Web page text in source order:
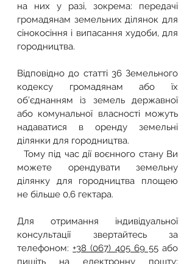
на них у разі, зокрема: передачі
громадянам земельних ділянок для
сінокосіння і випасання худоби, для
городництва.
Відповідно до статті 36 Земельного
кодексу громадянам або їх
об’єднанням із земель державної
або комунальної власності можуть
надаватися в оренду земельні
ділянки для городництва.
Тому під час дії воєнного стану Ви
можете орендувати земельну
ділянку для городництва площею
не більше 0,6 гектара.
Для отримання індивідуальної
консультації звертайтесь за
телефоном: +38 (067) 405 69 55 або